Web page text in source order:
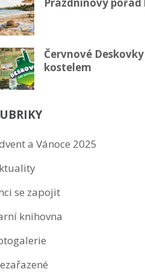
Červnové
kostelem
a Vánoce 2025
se zapojit
knihovna